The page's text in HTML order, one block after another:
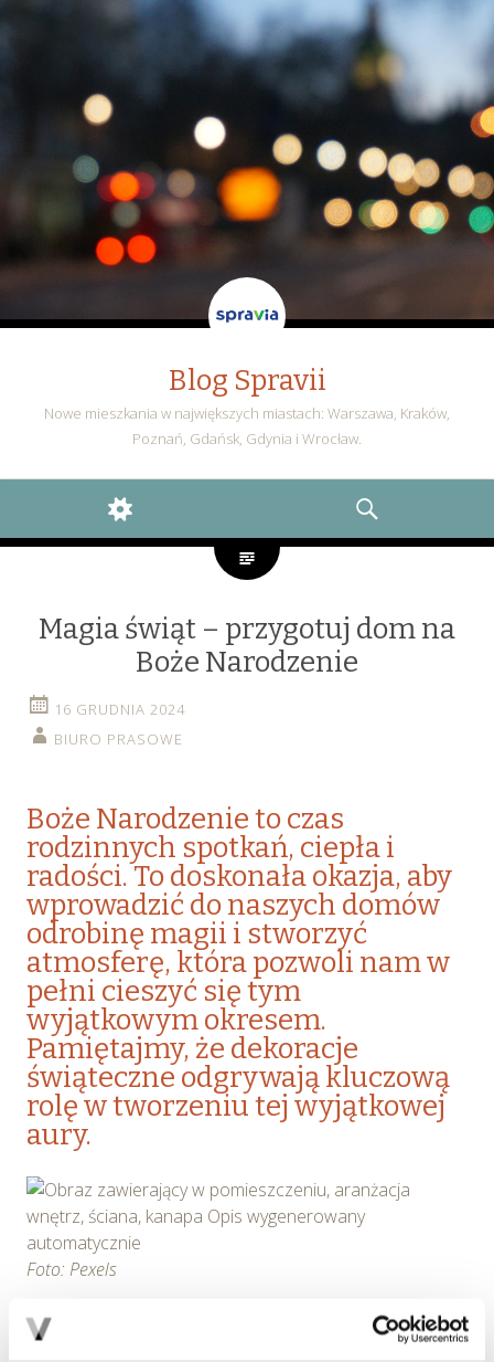
Blog Spravii
Nowe mieszkania w największych miastach: Warszawa, Kraków,
Poznań, Gdańsk, Gdynia i Wrocław.
WIDGETS
SEARCH
Magia świąt – przygotuj dom na
Boże Narodzenie
16 GRUDNIA 2024
BIURO PRASOWE
Boże Narodzenie to czas
rodzinnych spotkań, ciepła i
radości. To doskonała okazja, aby
wprowadzić do naszych domów
odrobinę magii i stworzyć
atmosferę, która pozwoli nam w
pełni cieszyć się tym
wyjątkowym okresem.
Pamiętajmy, że dekoracje
świąteczne odgrywają kluczową
rolę w tworzeniu tej wyjątkowej
aury.
Foto: Pexels
Choinka jest centralnym punktem świątecznej dekoracji.
Od naszych preferencji zależy, czy grudniowe drzewko